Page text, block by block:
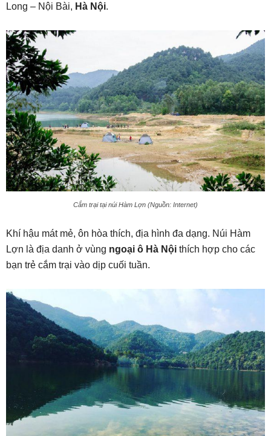
Long – Nội Bài, Hà Nội.
Cắm trại tại núi Hàm Lợn (Nguồn: Internet)
Khí hậu mát mẻ, ôn hòa thích, địa hình đa dạng. Núi Hàm
Lợn là địa danh ở vùng ngoại ô Hà Nội thích hợp cho các
bạn trẻ cắm trại vào dịp cuối tuần.